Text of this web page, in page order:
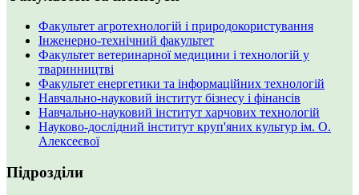
Факультет агротехнологій і природокористування
Інженерно-технічний факультет
Факультет ветеринарної медицини і технологій у
тваринництві
Факультет енергетики та інформаційних технологій
Навчально-науковий інститут бізнесу і фінансів
Навчально-науковий інститут харчових технологій
Науково-дослідний інститут круп'яних культур ім. О.
Алексеєвої
Підрозділи